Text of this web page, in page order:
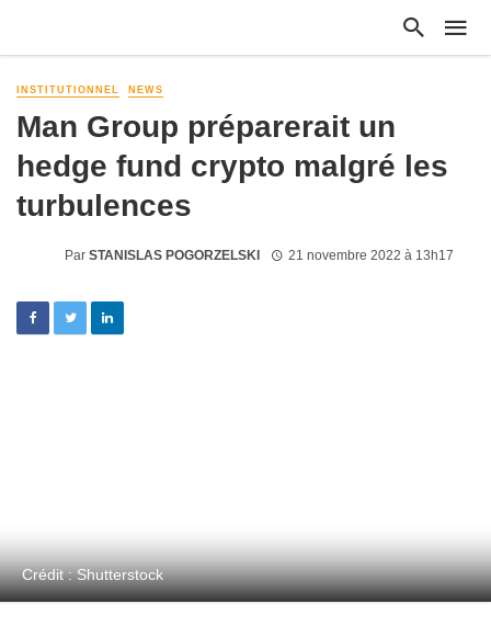
INSTITUTIONNEL NEWS
Man Group préparerait un
hedge fund crypto malgré les
turbulences
Par STANISLAS POGORZELSKI 21 novembre 2022 à 13h17
Crédit : Shutterstock